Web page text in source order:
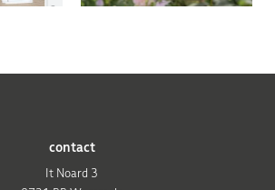
contact
It Noard 3